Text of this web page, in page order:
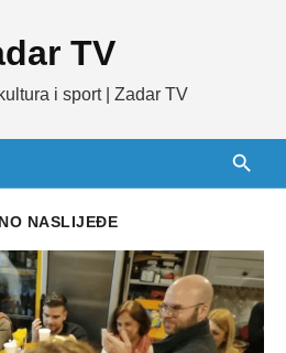
TV
i sport | Zadar TV
NASLIJEĐE